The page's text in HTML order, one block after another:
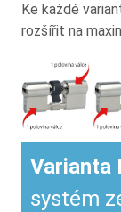
Ke každé
rozšířit na
Varianta I
systém